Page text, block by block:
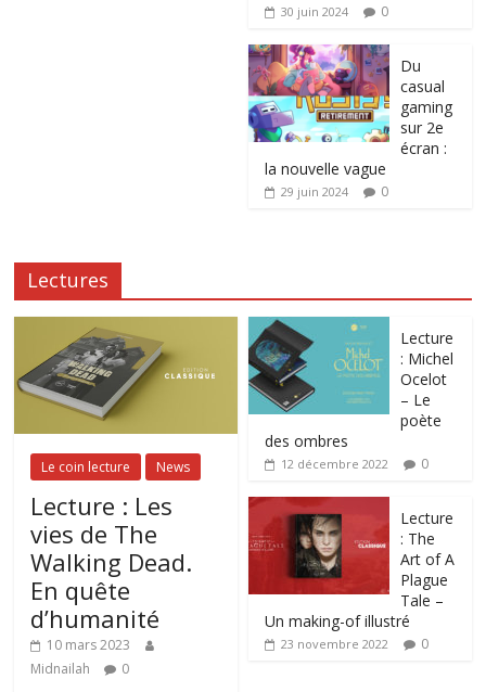
30 juin 2024 0
Du
casual
gaming
sur 2e
écran :
la nouvelle vague
29 juin 2024 0
Lectures
Le coin lecture News
Lecture : Les
vies de The
Walking Dead.
En quête
d’humanité
10 mars 2023
Midnailah
0
Lecture
: Michel
Ocelot
– Le
poète
des ombres
12 décembre 2022 0
Lecture
: The
Art of A
Plague
Tale –
Un making-of illustré
23 novembre 2022 0